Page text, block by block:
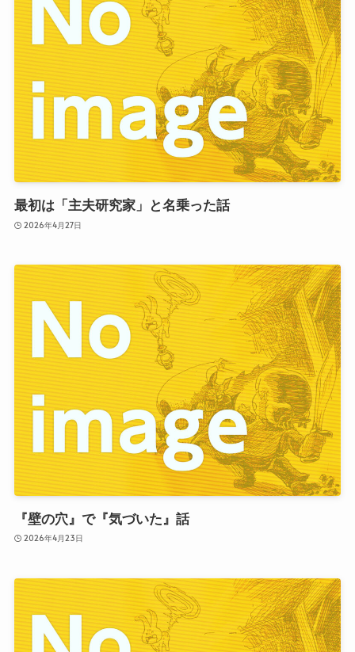
最初は「主夫研究家」と名乗った話
2026年4月27日
『壁の穴』で『気づいた』話
2026年4月23日